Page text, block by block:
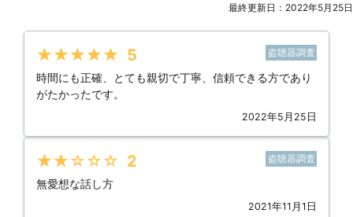
最終更新日：2022年5月25日
★★★★★ 5 盗聴器調査
時間にも正確、とても親切で丁寧、信頼できる方であり
がたかったです。
2022年5月25日
★★★★★ 2 盗聴器調査
無愛想な話し方
2021年11月1日